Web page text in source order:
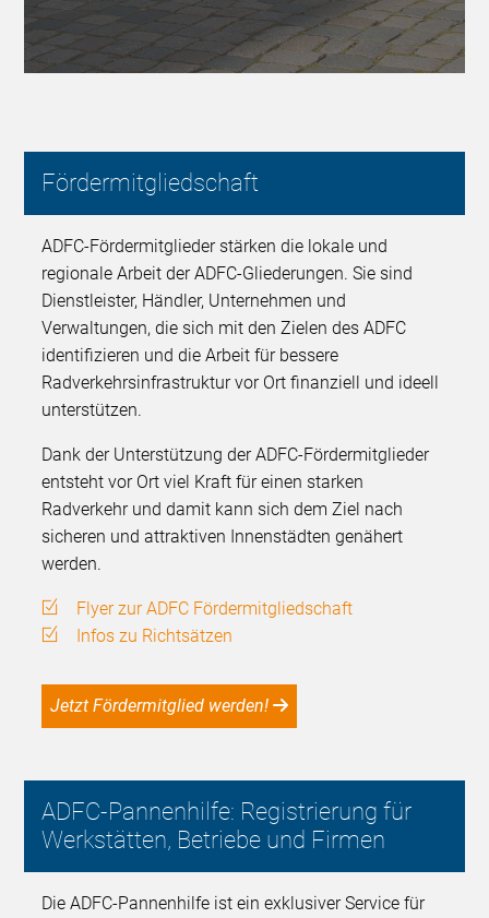
Fördermitgliedschaft
ADFC-Fördermitglieder stärken die lokale und
regionale Arbeit der ADFC-Gliederungen. Sie sind
Dienstleister, Händler, Unternehmen und
Verwaltungen, die sich mit den Zielen des ADFC
identifizieren und die Arbeit für bessere
Radverkehrsinfrastruktur vor Ort finanziell und ideell
unterstützen.
Dank der Unterstützung der ADFC-Fördermitglieder
entsteht vor Ort viel Kraft für einen starken
Radverkehr und damit kann sich dem Ziel nach
sicheren und attraktiven Innenstädten genähert
werden.
Flyer zur ADFC Fördermitgliedschaft
Infos zu Richtsätzen
Jetzt Fördermitglied werden!
ADFC-Pannenhilfe: Registrierung für
Werkstätten, Betriebe und Firmen
Die ADFC-Pannenhilfe ist ein exklusiver Service für